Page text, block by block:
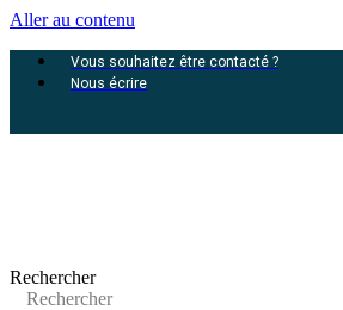
Aller au contenu
Vous souhaitez être contacté ?
Nous écrire
Rechercher
Rechercher